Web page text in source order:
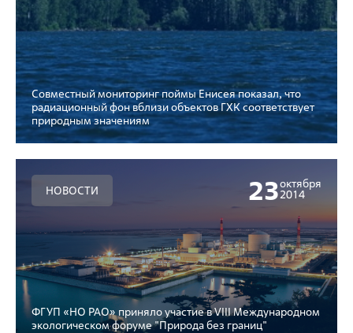
Совместный мониторинг поймы Енисея показал, что
радиационный фон вблизи объектов ГХК соответствует
природным значениям
НОВОСТИ 23октября
2014
ФГУП «НО РАО» приняло участие в VIII Международном
экологическом форуме "Природа без границ"